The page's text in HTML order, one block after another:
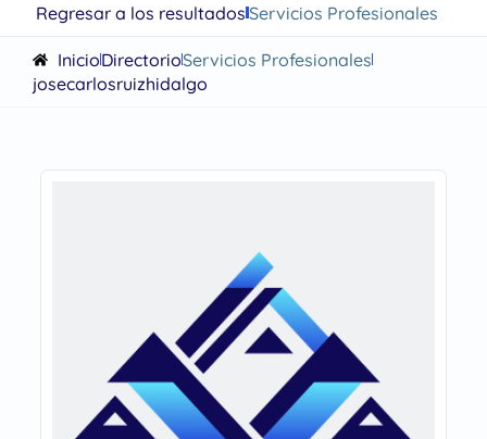
Regresar a los resultadosServicios Profesionales
InicioDirectorioServicios Profesionales
josecarlosruizhidalgo